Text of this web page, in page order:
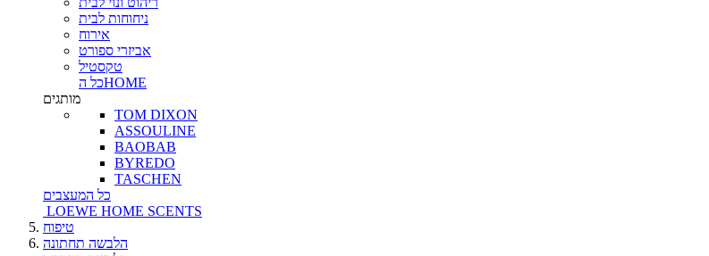
ניחוחות לבית
אירוח
אביזרי ספורט
טקסטיל
כל הHOME
מותגים
TOM DIXON
ASSOULINE
BAOBAB
BYREDO
TASCHEN
כל המעצבים
LOEWE HOME SCENTS
טיפוח
הלבשה תחתונה